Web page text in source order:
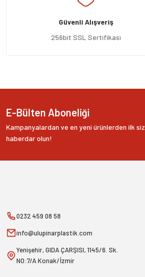
Ürün açıklamasında eksik bilgiler bulunuyor.
Ürün bilgilerinde hatalar bulunuyor.
Ürün fiyatı diğer sitelerden daha pahalı.
Güvenli Alışveriş
256bit SSL Sertifikası
E-Bülten Aboneliği
Kampanyalardan ve en yeni ürünlerden ilk siz
haberdar olun!
0232 459 08 58
info@ulupinarplastik.com
Yenişehir, GIDA ÇARŞISI, 1145/6. Sk.
NO:7/A Konak/İzmir